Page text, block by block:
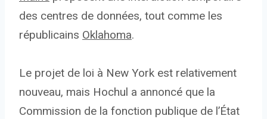
des centres de données, tout comme les
républicains Oklahoma.
Le projet de loi à New York est relativement
nouveau, mais Hochul a annoncé que la
Commission de la fonction publique de l’État